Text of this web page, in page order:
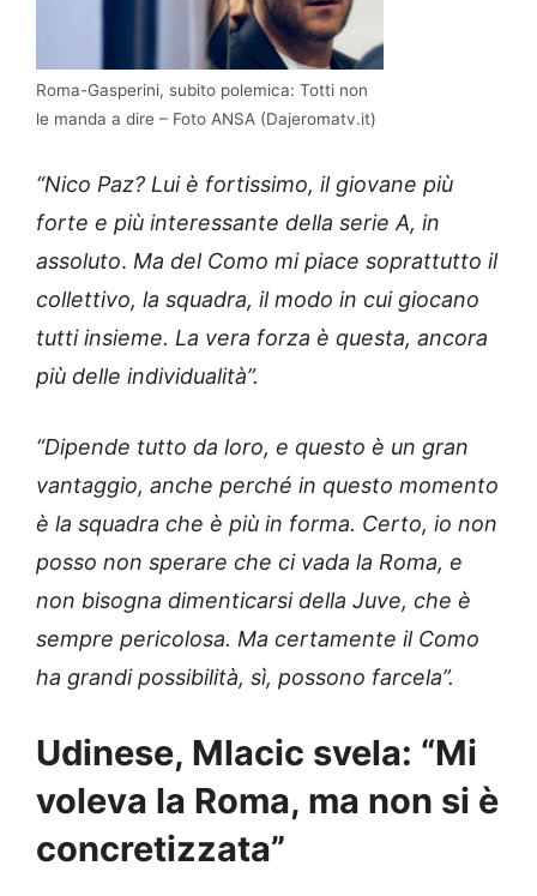
Roma-Gasperini, subito polemica: Totti non
le manda a dire – Foto ANSA (Dajeromatv.it)
“Nico Paz? Lui è fortissimo, il giovane più
forte e più interessante della serie A, in
assoluto. Ma del Como mi piace soprattutto il
collettivo, la squadra, il modo in cui giocano
tutti insieme. La vera forza è questa, ancora
più delle individualità”.
“Dipende tutto da loro, e questo è un gran
vantaggio, anche perché in questo momento
è la squadra che è più in forma. Certo, io non
posso non sperare che ci vada la Roma, e
non bisogna dimenticarsi della Juve, che è
sempre pericolosa. Ma certamente il Como
ha grandi possibilità, sì, possono farcela”.
Udinese, Mlacic svela: “Mi
voleva la Roma, ma non si è
concretizzata”